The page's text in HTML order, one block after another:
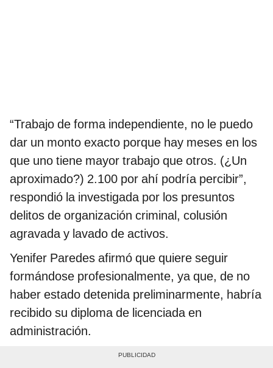
“Trabajo de forma independiente, no le puedo
dar un monto exacto porque hay meses en los
que uno tiene mayor trabajo que otros. (¿Un
aproximado?) 2.100 por ahí podría percibir”,
respondió la investigada por los presuntos
delitos de organización criminal, colusión
agravada y lavado de activos.
Yenifer Paredes afirmó que quiere seguir
formándose profesionalmente, ya que, de no
haber estado detenida preliminarmente, habría
recibido su diploma de licenciada en
administración.